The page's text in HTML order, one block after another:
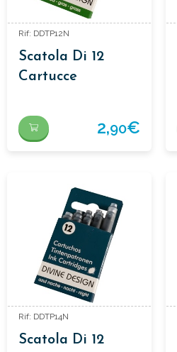
Rif: DDTP12N
Scatola Di 12
Cartucce
2,90€
Rif: DDTP14N
Scatola Di 12